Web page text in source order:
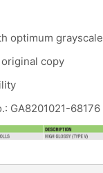
optimum grayscale
copy
GA8201021-68176